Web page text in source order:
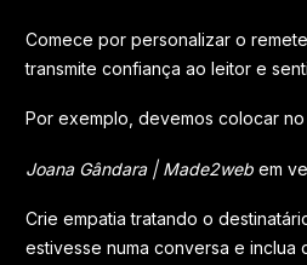
Comece por personalizar o
transmite confiança ao leitor e
Por exemplo, devemos colocar
Joana Gândara | Made2web em
Crie empatia tratando o
estivesse numa conversa e inclua